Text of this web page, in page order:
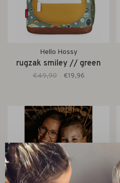
Hello Hossy
rugzak smiley // green
€49,90 €19,96